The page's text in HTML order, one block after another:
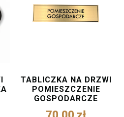
TABLICZKA NA DRZWI
POMIESZCZENIE
GOSPODARCZE